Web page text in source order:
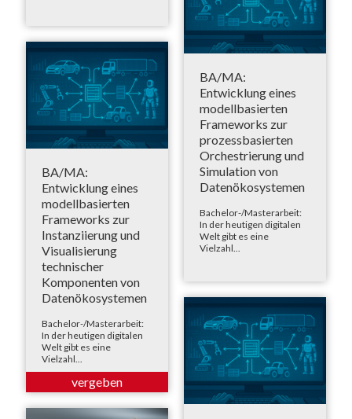
BA/MA:
Entwicklung eines
modellbasierten
Frameworks zur
prozessbasierten
Orchestrierung und
Simulation von
Datenökosystemen
Bachelor-/Masterarbeit:
In der heutigen digitalen
Welt gibt es eine
Vielzahl...
BA/MA:
Entwicklung eines
modellbasierten
Frameworks zur
Instanziierung und
Visualisierung
technischer
Komponenten von
Datenökosystemen
Bachelor-/Masterarbeit:
In der heutigen digitalen
Welt gibt es eine
Vielzahl...